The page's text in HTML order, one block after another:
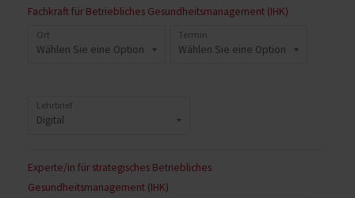
Fachkraft für Betriebliches Gesundheitsmanagement (IHK)
Ort Termin
Lehrbrief
Experte/in für strategisches Betriebliches
Gesundheitsmanagement (IHK)
Menge